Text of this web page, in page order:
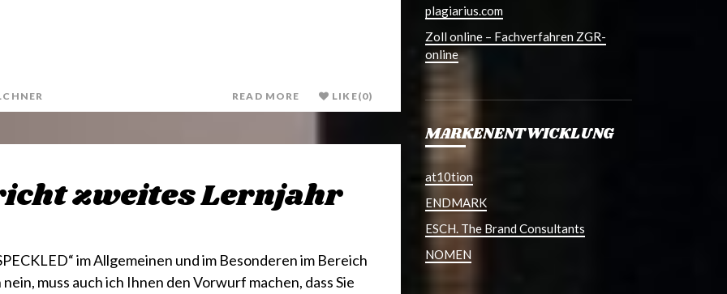
READ MORE LIKE(0)
zweites Lernjahr
im Allgemeinen und im Besonderen im Bereich
muss auch ich Ihnen den Vorwurf machen, dass Sie
plagiarius.com
Zoll online – Fachverfahren ZGR-
online
MARKENENTWICKLUNG
at10tion
ENDMARK
ESCH. The Brand Consultants
NOMEN